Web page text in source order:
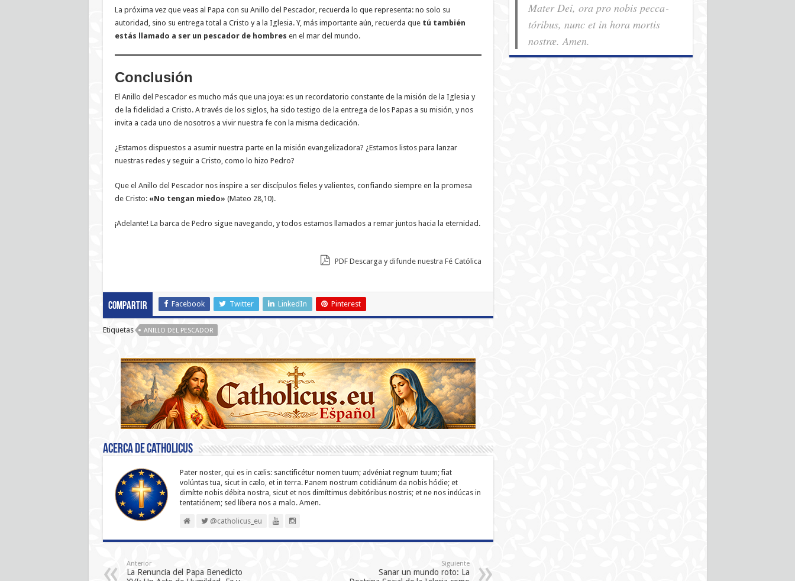
La próxima vez que veas al Papa con su Anillo del Pescador, recuerda lo que representa: no solo su
autoridad, sino su entrega total a Cristo y a la Iglesia. Y, más importante aún, recuerda que tú también
estás llamado a ser un pescador de hombres en el mar del mundo.
Conclusión
El Anillo del Pescador es mucho más que una joya: es un recordatorio constante de la misión de la Iglesia y
de la fidelidad a Cristo. A través de los siglos, ha sido testigo de la entrega de los Papas a su misión, y nos
invita a cada uno de nosotros a vivir nuestra fe con la misma dedicación.
¿Estamos dispuestos a asumir nuestra parte en la misión evangelizadora? ¿Estamos listos para lanzar
nuestras redes y seguir a Cristo, como lo hizo Pedro?
Que el Anillo del Pescador nos inspire a ser discípulos fieles y valientes, confiando siempre en la promesa
de Cristo: «No tengan miedo» (Mateo 28,10).
¡Adelante! La barca de Pedro sigue navegando, y todos estamos llamados a remar juntos hacia la eternidad.
PDF Descarga y difunde nuestra Fé Católica
Compartir Facebook Twitter LinkedIn Pinterest
Etiquetas ANILLO DEL PESCADOR
Acerca de catholicus
Pater noster, qui es in cælis: sanc­ti­ficétur nomen tuum; advéniat regnum tuum; fiat
volúntas tua, sicut in cælo, et in terra. Panem nostrum cotidiánum da nobis hódie; et
dimítte nobis débita nostra, sicut et nos dimíttimus debitóribus nostris; et ne nos indúcas in
ten­ta­tiónem; sed líbera nos a malo. Amen.
@catholicus_eu
Anterior
La Renuncia del Papa Benedicto
Siguiente
Sanar un mundo roto: La
Mater Dei, ora pro nobis pec­ca­
tóribus, nunc et in hora mortis
nostræ. Amen.